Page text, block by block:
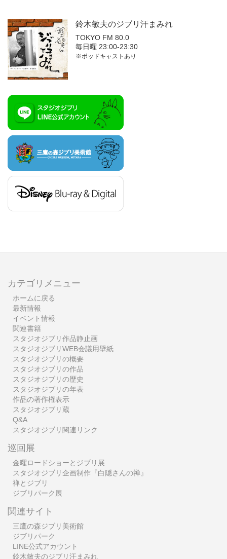
鈴木敏夫のジブリ汗まみれ
TOKYO FM 80.0
毎日曜 23:00-23:30
※ポッドキャストあり
カテゴリメニュー
ホームに戻る
最新情報
イベント情報
関連書籍
スタジオジブリ作品静止画
スタジオジブリWEB会議用壁紙
スタジオジブリの概要
スタジオジブリの作品
スタジオジブリの歴史
スタジオジブリの年表
作品の著作権表示
スタジオジブリ蔵
Q&A
スタジオジブリ関連リンク
巡回展
金曜ロードショーとジブリ展
スタジオジブリ企画制作『白隠さんの禅』
禅とジブリ
ジブリパーク展
関連サイト
三鷹の森ジブリ美術館
ジブリパーク
LINE公式アカウント
鈴木敏夫のジブリ汗まみれ